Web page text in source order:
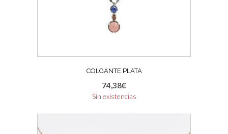
COLGANTE PLATA
74,38€
Sin existencias